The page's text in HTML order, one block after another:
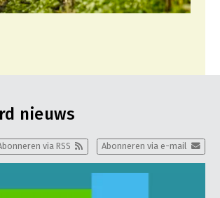
nieuws
Abonneren via e-mail
via RSS